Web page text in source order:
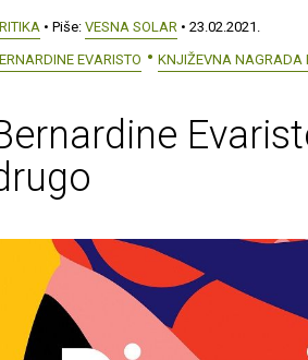
• Piše: VESNA SOLAR • 23.02.2021.
EVARISTO
KNJIŽEVNA NAGRADA